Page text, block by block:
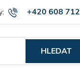
+420 608 712
Montáž a výnos zboží
HLEDAT